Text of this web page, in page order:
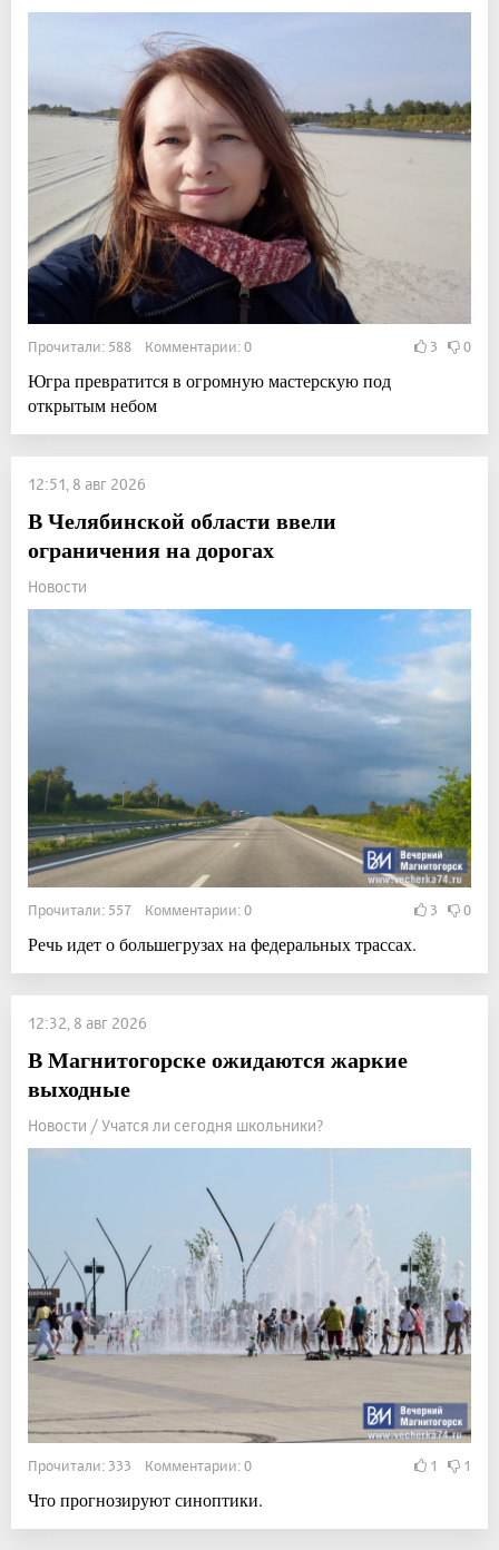
Прочитали: 588 Комментарии: 0 3 0
Югра превратится в огромную мастерскую под
открытым небом
12:51, 8 авг 2026
В Челябинской области ввели
ограничения на дорогах
Новости
Прочитали: 557 Комментарии: 0 3 0
Речь идет о большегрузах на федеральных трассах.
12:32, 8 авг 2026
В Магнитогорске ожидаются жаркие
выходные
Новости / Учатся ли сегодня школьники?
Прочитали: 333 Комментарии: 0 1 1
Что прогнозируют синоптики.